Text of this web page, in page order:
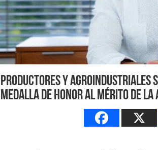
Productores y agroindustriales
Medalla de Honor al Mérito de la